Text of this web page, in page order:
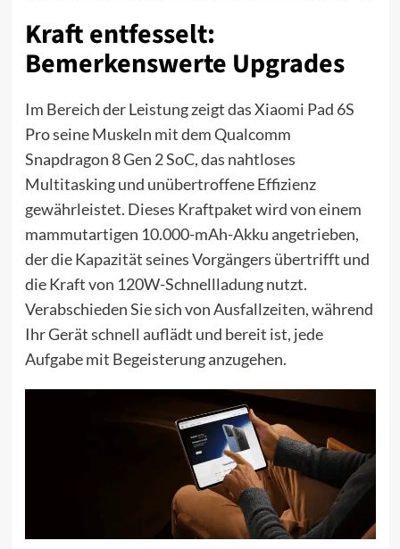
Kraft entfesselt:
Bemerkenswerte Upgrades
Im Bereich der Leistung zeigt das Xiaomi Pad 6S
Pro seine Muskeln mit dem Qualcomm
Snapdragon 8 Gen 2 SoC, das nahtloses
Multitasking und unübertroffene Effizienz
gewährleistet. Dieses Kraftpaket wird von einem
mammutartigen 10.000-mAh-Akku angetrieben,
der die Kapazität seines Vorgängers übertrifft und
die Kraft von 120W-Schnellladung nutzt.
Verabschieden Sie sich von Ausfallzeiten, während
Ihr Gerät schnell auflädt und bereit ist, jede
Aufgabe mit Begeisterung anzugehen.